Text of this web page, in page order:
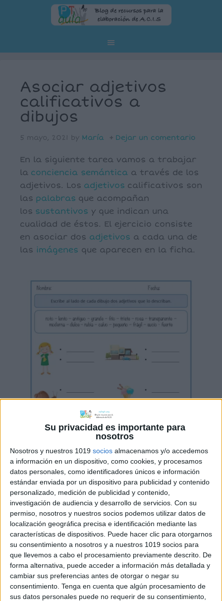
Su privacidad es importante para
nosotros
Nosotros y nuestros 1019 socios almacenamos y/o accedemos
a información en un dispositivo, como cookies, y procesamos
datos personales, como identificadores únicos e información
estándar enviada por un dispositivo para publicidad y contenido
personalizado, medición de publicidad y contenido,
investigación de audiencia y desarrollo de servicios. Con su
permiso, nosotros y nuestros socios podemos utilizar datos de
localización geográfica precisa e identificación mediante las
características de dispositivos. Puede hacer clic para otorgarnos
su consentimiento a nosotros y a nuestros 1019 socios para
que llevemos a cabo el procesamiento previamente descrito. De
forma alternativa, puede acceder a información más detallada y
cambiar sus preferencias antes de otorgar o negar su
consentimiento. Tenga en cuenta que algún procesamiento de
sus datos personales puede no requerir de su consentimiento,
Asociar adjetivos
calificativos a
dibujos
5 mayo, 2021 by María Dejar un comentario
En la siguiente tarea vamos a trabajar
la conciencia semántica a través de los
adjetivos. Los adjetivos calificativos son
las palabras que acompañan
los sustantivos y que indican una
cualidad de éstos. El ejercicio consiste
en asociar dos adjetivos a cada una de
las imágenes que aparecen en la ficha.
Comparte esto: